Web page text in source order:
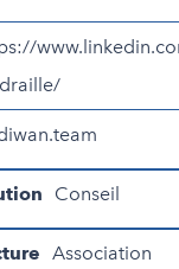
Conseil
Association